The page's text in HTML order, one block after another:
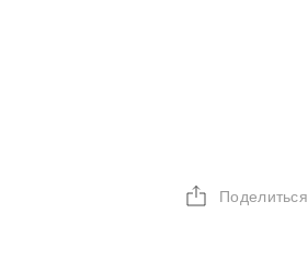
Поделиться